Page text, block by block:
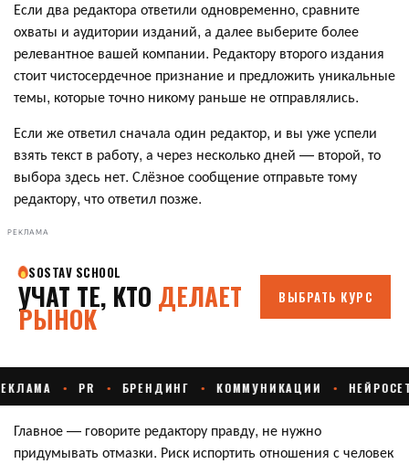
Если два редактора ответили одновременно, сравните
охваты и аудитории изданий, а далее выберите более
релевантное вашей компании. Редактору второго издания
стоит чистосердечное признание и предложить уникальные
темы, которые точно никому раньше не отправлялись.
Если же ответил сначала один редактор, и вы уже успели
взять текст в работу, а через несколько дней — второй, то
выбора здесь нет. Слёзное сообщение отправьте тому
редактору, что ответил позже.
РЕКЛАМА
Главное — говорите редактору правду, не нужно
придумывать отмазки. Риск испортить отношения с человек